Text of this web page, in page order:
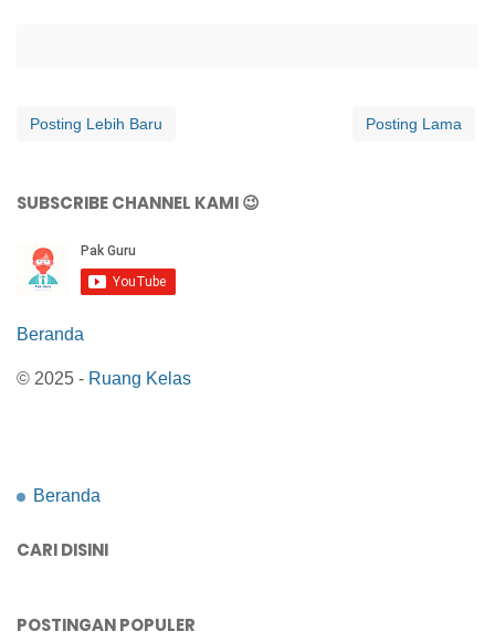
Posting Lebih Baru Posting Lama
SUBSCRIBE CHANNEL KAMI 😉
Beranda
© 2025 - Ruang Kelas
Beranda
CARI DISINI
POSTINGAN POPULER